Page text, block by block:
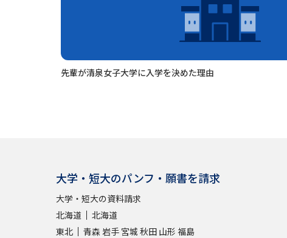
先輩が清泉女子大学に入学を決めた理由
大学・短大のパンフ・願書を請求
大学・短大の資料請求
北海道
北海道
東北
青森 岩手 宮城 秋田 山形 福島